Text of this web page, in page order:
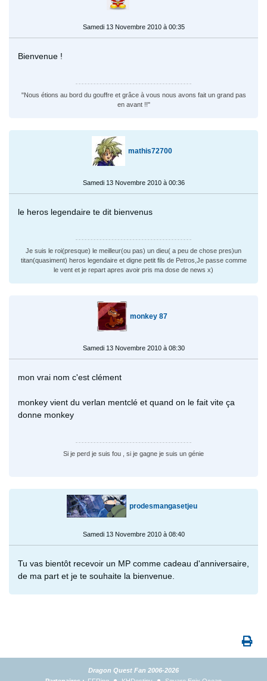
Samedi 13 Novembre 2010 à 00:35
Bienvenue !
"Nous étions au bord du gouffre et grâce à vous nous avons fait un grand pas
en avant !!"
mathis72700
Samedi 13 Novembre 2010 à 00:36
le heros legendaire te dit bienvenus
Je suis le roi(presque) le meilleur(ou pas) un dieu( a peu de chose pres)un
titan(quasiment) heros legendaire et digne petit fils de Petros,Je passe comme
le vent et je repart apres avoir pris ma dose de news x)
monkey 87
Samedi 13 Novembre 2010 à 08:30
mon vrai nom c'est clément
monkey vient du verlan mentclé et quand on le fait vite ça
donne monkey
Si je perd je suis fou , si je gagne je suis un génie
prodesmangasetjeu
Samedi 13 Novembre 2010 à 08:40
Tu vas bientôt recevoir un MP comme cadeau d'anniversaire,
de ma part et je te souhaite la bienvenue.
Dragon Quest Fan 2006-2026